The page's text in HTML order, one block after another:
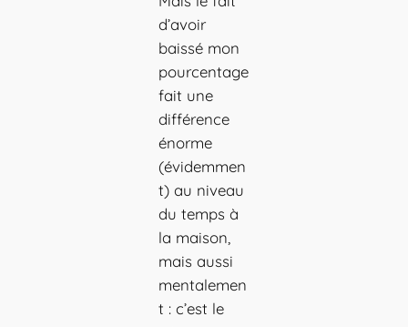
d’avoir
baissé mon
pourcentage
fait une
différence
énorme
(évidemmen
t) au niveau
du temps à
la maison,
mais aussi
mentalemen
t : c’est le